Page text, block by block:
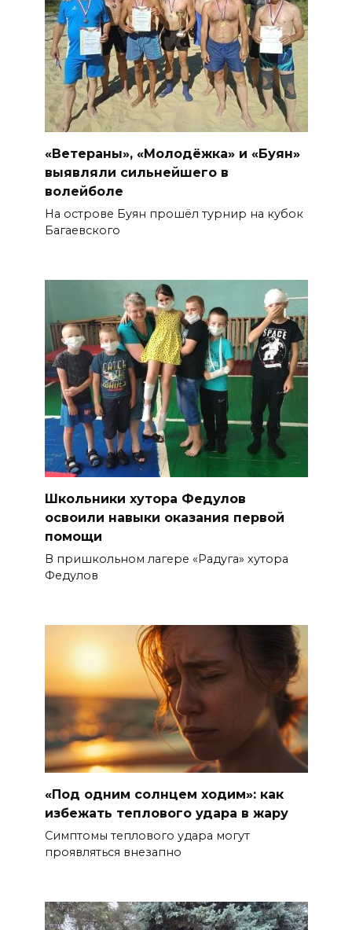
«Ветераны», «Молодёжка» и «Буян»
выявляли сильнейшего в
волейболе
На острове Буян прошёл турнир на кубок
Багаевского
Школьники хутора Федулов
освоили навыки оказания первой
помощи
В пришкольном лагере «Радуга» хутора
Федулов
«Под одним солнцем ходим»: как
избежать теплового удара в жару
Симптомы теплового удара могут
проявляться внезапно